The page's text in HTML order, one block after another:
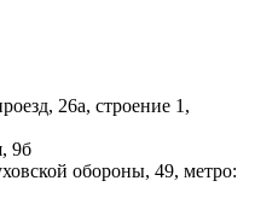
26а, строение 1,
9б
обороны, 49, метро: